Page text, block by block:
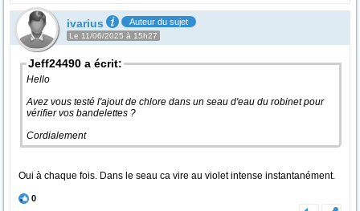
ivarius Auteur du sujet
Le 11/06/2025 à 15h27
Jeff24490 a écrit:
Hello
Avez vous testé l'ajout de chlore dans un seau d'eau du robinet pour
vérifier vos bandelettes ?
Cordialement
Oui à chaque fois. Dans le seau ca vire au violet intense instantanément.
0